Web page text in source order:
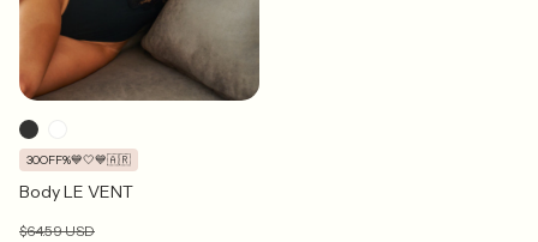
Body LE VENT
$64.59 USD
30OFF%💙🤍💙🇦🇷